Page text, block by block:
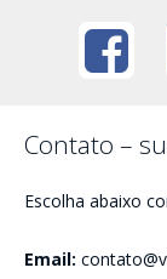
Contato –
Escolha abaixo
Email: